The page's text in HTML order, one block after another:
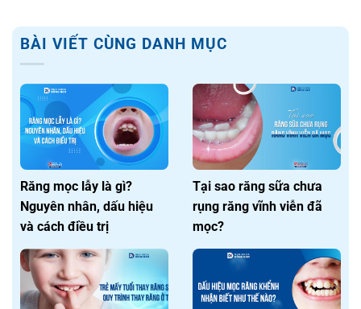
BÀI VIẾT CÙNG DANH MỤC
Răng mọc lẫy là gì?
Nguyên nhân, dấu hiệu
và cách điều trị
Tại sao răng sữa chưa
rụng răng vĩnh viễn đã
mọc?